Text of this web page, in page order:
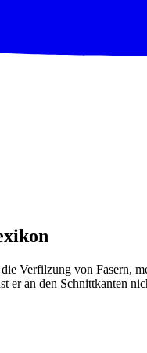
Verfilzung von Fasern,
an den Schnittkanten